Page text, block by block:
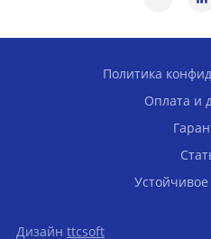
Политика
Оплата и
Дизайн ttcsoft